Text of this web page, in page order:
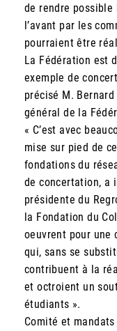
de rendre
l’avant par les
pourraient être
La Fédération est
exemple de
précisé M.
général de la
« C’est avec
mise sur pied de
fondations du
de concertation, a
présidente du
la Fondation du
oeuvrent pour une
qui, sans se
contribuent à la
et octroient un
étudiants ».
Comité et